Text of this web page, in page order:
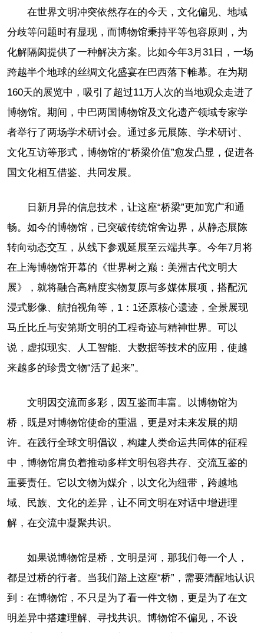
在世界文明冲突依然存在的今天，文化偏见、地域
分歧等问题时有显现，而博物馆秉持平等包容原则，为
化解隔阂提供了一种解决方案。比如今年3月31日，一场
跨越半个地球的丝绸文化盛宴在巴西落下帷幕。在为期
160天的展览中，吸引了超过11万人次的当地观众走进了
博物馆。期间，中巴两国博物馆及文化遗产领域专家学
者举行了两场学术研讨会。通过多元展陈、学术研讨、
文化互访等形式，博物馆的“桥梁价值”愈发凸显，促进各
国文化相互借鉴、共同发展。
日新月异的信息技术，让这座“桥梁”更加宽广和通
畅。如今的博物馆，已突破传统馆舍边界，从静态展陈
转向动态交互，从线下参观延展至云端共享。今年7月将
在上海博物馆开幕的《世界树之巅：美洲古代文明大
展》，就将融合高精度实物复原与多媒体展项，搭配沉
浸式影像、航拍视角等，1：1还原核心遗迹，全景展现
马丘比丘与安第斯文明的工程奇迹与精神世界。可以
说，虚拟现实、人工智能、大数据等技术的应用，使越
来越多的珍贵文物“活了起来”。
文明因交流而多彩，因互鉴而丰富。以博物馆为
桥，既是对博物馆使命的重温，更是对未来发展的期
许。在践行全球文明倡议，构建人类命运共同体的征程
中，博物馆肩负着推动多样文明包容共存、交流互鉴的
重要责任。它以文物为媒介，以文化为纽带，跨越地
域、民族、文化的差异，让不同文明在对话中增进理
解，在交流中凝聚共识。
如果说博物馆是桥，文明是河，那我们每一个人，
都是过桥的行者。当我们踏上这座“桥”，需要清醒地认识
到：在博物馆，不只是为了看一件文物，更是为了在文
明差异中搭建理解、寻找共识。博物馆不偏见，不设